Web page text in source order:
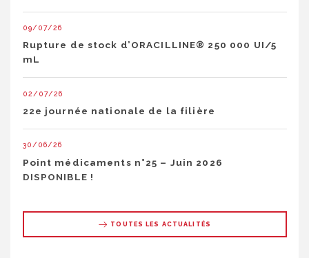
09/07/26
Rupture de stock d’ORACILLINE® 250 000 UI/5
mL
02/07/26
22e journée nationale de la filière
30/06/26
Point médicaments n°25 – Juin 2026
DISPONIBLE !
TOUTES LES ACTUALITÉS